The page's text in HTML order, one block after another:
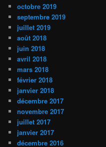
octobre 2019
septembre 2019
juillet 2019
août 2018
juin 2018
avril 2018
mars 2018
février 2018
janvier 2018
décembre 2017
novembre 2017
juillet 2017
janvier 2017
décembre 2016